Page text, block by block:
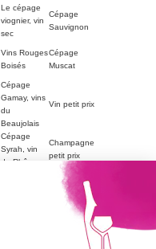
Le cépage
viognier, vin
sec
Cépage
Sauvignon
Vins Rouges
Boisés
Cépage
Muscat
Cépage
Gamay, vins
du
Beaujolais
Vin petit prix
Cépage
Syrah, vin
du Rhône
Champagne
petit prix
Vin blanc
petit prix
Vins rouge